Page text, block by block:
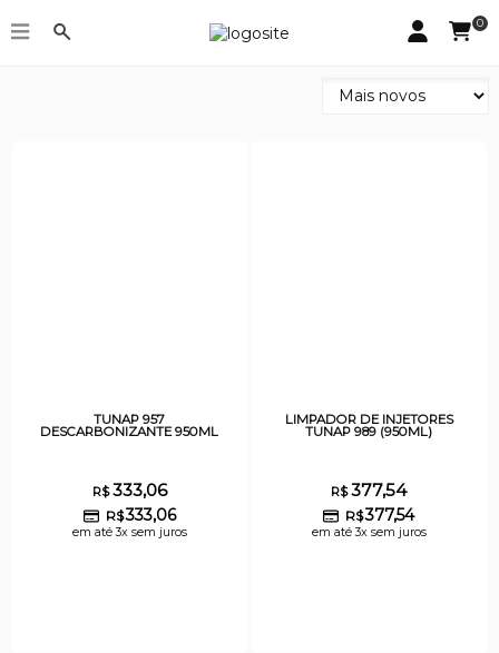
0
Tunap
TUNAP 957
DESCARBONIZANTE 950ML
R$333,06
R$333,06
em até 3x sem juros
LIMPADOR DE INJETORES
TUNAP 989 (950ML)
R$377,54
R$377,54
em até 3x sem juros